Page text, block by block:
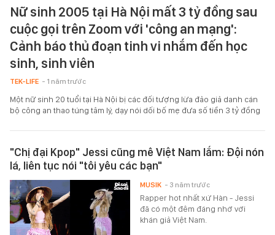
Nữ sinh 2005 tại Hà Nội mất 3 tỷ đồng sau
cuộc gọi trên Zoom với 'công an mạng':
Cảnh báo thủ đoạn tinh vi nhắm đến học
sinh, sinh viên
TEK-LIFE - 1 năm trước
Một nữ sinh 20 tuổi tại Hà Nội bị các đối tượng lừa đảo giả danh cán
bộ công an thao túng tâm lý, dạy nói dối bố mẹ đưa số tiền 3 tỷ đồng
"Chị đại Kpop" Jessi cũng mê Việt Nam lắm: Đội nón
lá, liên tục nói "tôi yêu các bạn"
Rapper hot nhất xứ Hàn - Jessi
đã có một đêm đáng nhớ với
khán giả Việt Nam.
MUSIK - 3 năm trước